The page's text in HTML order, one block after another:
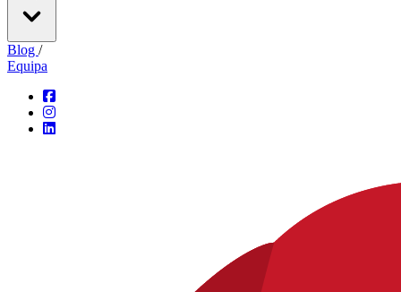
Blog /
Equipa